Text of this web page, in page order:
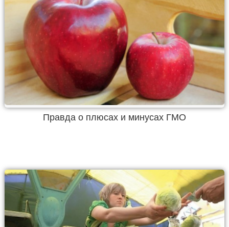
Правда о плюсах и минусах ГМО